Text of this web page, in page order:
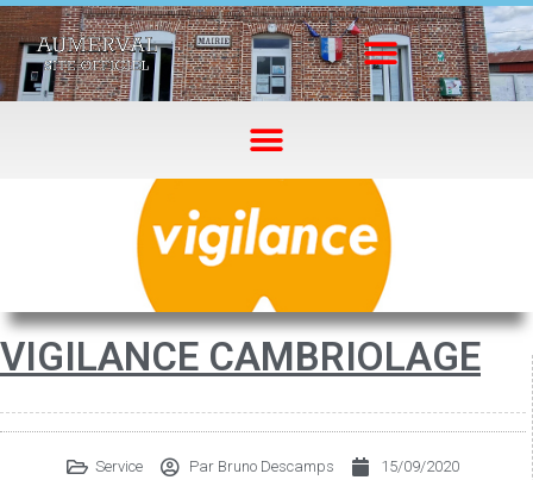
VIGILANCE CAMBRIOLAGE
Service Par Bruno Descamps
15/09/2020